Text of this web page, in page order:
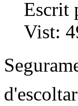
Escrit
Vist: